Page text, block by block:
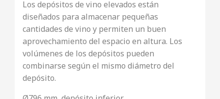
Los depósitos de vino elevados están
diseñados para almacenar pequeñas
cantidades de vino y permiten un buen
aprovechamiento del espacio en altura. Los
volúmenes de los depósitos pueden
combinarse según el mismo diámetro del
depósito.